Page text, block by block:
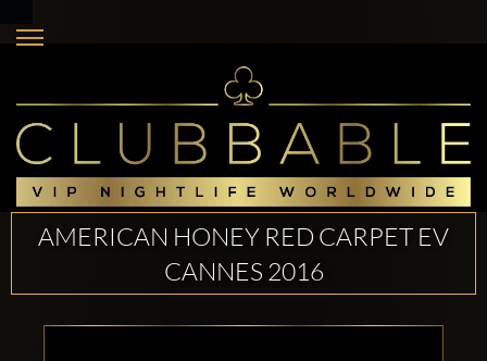
AMERICAN HONEY RED CARPET EV
CANNES 2016